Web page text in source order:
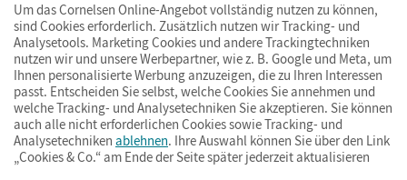
ImpressumAGBDatenschutzBarrierefreiheitCookies & Co.
Um das Cornelsen Online-Angebot vollständig nutzen zu können,
sind Cookies erforderlich. Zusätzlich nutzen wir Tracking- und
Analysetools. Marketing Cookies und andere Trackingtechniken
nutzen wir und unsere Werbepartner, wie z. B. Google und Meta, um
Ihnen personalisierte Werbung anzuzeigen, die zu Ihren Interessen
passt. Entscheiden Sie selbst, welche Cookies Sie annehmen und
welche Tracking- und Analysetechniken Sie akzeptieren. Sie können
auch alle nicht erforderlichen Cookies sowie Tracking- und
Analysetechniken ablehnen. Ihre Auswahl können Sie über den Link
„Cookies & Co.“ am Ende der Seite später jederzeit aktualisieren